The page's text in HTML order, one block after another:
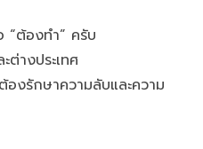
“ต้องทำ” ครับ
ต่างประเทศ
งรักษาความลับและความ